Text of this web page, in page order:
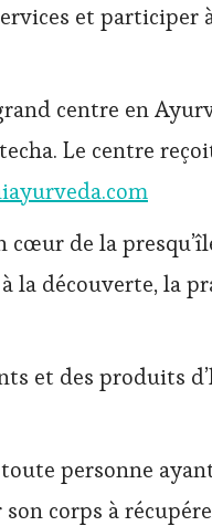
et participer
centre en
Le centre
de la
la découverte, la
et des produits
personne
corps à